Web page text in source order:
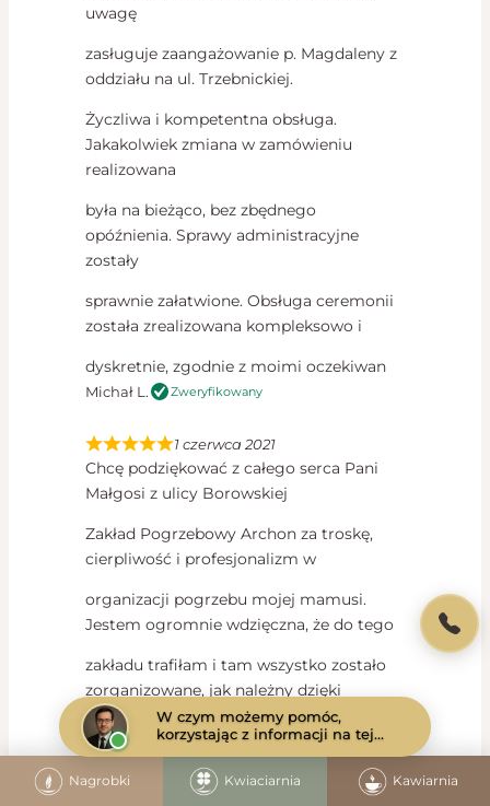
uwagę
zasługuje zaangażowanie p. Magdaleny z
oddziału na ul. Trzebnickiej.
Życzliwa i kompetentna obsługa.
Jakakolwiek zmiana w zamówieniu
realizowana
była na bieżąco, bez zbędnego
opóźnienia. Sprawy administracyjne
zostały
sprawnie załatwione. Obsługa ceremonii
została zrealizowana kompleksowo i
dyskretnie, zgodnie z moimi oczekiwan
Michał L. Zweryfikowany
1 czerwca 2021
Chcę podziękować z całego serca Pani
Małgosi z ulicy Borowskiej
Zakład Pogrzebowy Archon za troskę,
cierpliwość i profesjonalizm w
organizacji pogrzebu mojej mamusi.
Jestem ogromnie wdzięczna, że do tego
zakładu trafiłam i tam wszystko zostało
zorganizowane, jak należny dzięki
Pani.
Żaden czas nie jest dobry aby odejść, ale
jest zakład, który pomoże to
W czym możemy pomóc,
korzystając z informacji na tej
Nagrobki Kwiaciarnia Kawiarnia